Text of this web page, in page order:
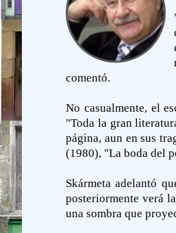
comentó.
No casualmente, el
"Toda la gran
página, aun en sus
(1980), "La boda del
Skármeta adelantó
posteriormente verá
una sombra que